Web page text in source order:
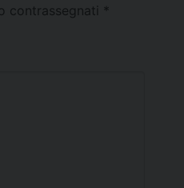
contrassegnati *